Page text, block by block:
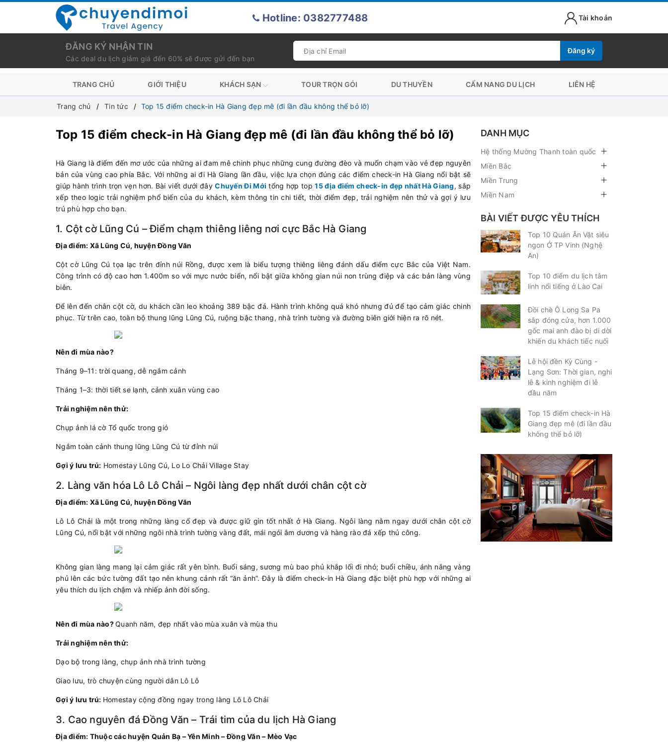
Hotline: 0382777488 Tài khoản
ĐĂNG KÝ NHẬN TIN
Các deal du lịch giảm giá đến 60% sẽ được gửi đến bạn
Đăng ký
TRANG CHỦ GIỚI THIỆU KHÁCH SẠN TOUR TRỌN GÓI DU THUYỀN CẨM NANG DU LỊCH LIÊN HỆ
Trang chủ Tin tức Top 15 điểm check-in Hà Giang đẹp mê (đi lần đầu không thể bỏ lỡ)
Top 15 điểm check-in Hà Giang đẹp mê (đi lần đầu không thể bỏ lỡ)
Hà Giang là điểm đến mơ ước của những ai đam mê chinh phục những cung đường đèo và muốn chạm vào vẻ đẹp nguyên
bản của vùng cao phía Bắc. Với những ai đi Hà Giang lần đầu, việc lựa chọn đúng các điểm check-in Hà Giang nổi bật sẽ
giúp hành trình trọn vẹn hơn. Bài viết dưới đâyChuyến Đi Mới tổng hợp top15 địa điểm check-in đẹp nhất Hà Giang, sắp
xếp theo logic trải nghiệm phổ biến của du khách, kèm thông tin chi tiết, thời điểm đẹp, trải nghiệm nên thử và gợi ý lưu
trú phù hợp cho bạn.
1. Cột cờ Lũng Cú – Điểm chạm thiêng liêng nơi cực Bắc Hà Giang
Địa điểm: Xã Lũng Cú, huyện Đồng Văn
Cột cờ Lũng Cú tọa lạc trên đỉnh núi Rồng, được xem là biểu tượng thiêng liêng đánh dấu điểm cực Bắc của Việt Nam.
Công trình có độ cao hơn 1.400m so với mực nước biển, nổi bật giữa không gian núi non trùng điệp và các bản làng vùng
biên.
Để lên đến chân cột cờ, du khách cần leo khoảng 389 bậc đá. Hành trình không quá khó nhưng đủ để tạo cảm giác chinh
phục. Từ trên cao, toàn bộ thung lũng Lũng Cú, ruộng bậc thang, nhà trình tường và đường biên giới hiện ra rõ nét.
Nên đi mùa nào?
Tháng 9–11: trời quang, dễ ngắm cảnh
Tháng 1–3: thời tiết se lạnh, cảnh xuân vùng cao
Trải nghiệm nên thử:
Chụp ảnh lá cờ Tổ quốc trong gió
Ngắm toàn cảnh thung lũng Lũng Cú từ đỉnh núi
Gợi ý lưu trú: Homestay Lũng Cú, Lo Lo Chải Village Stay
2. Làng văn hóa Lô Lô Chải – Ngôi làng đẹp nhất dưới chân cột cờ
Địa điểm: Xã Lũng Cú, huyện Đồng Văn
Lô Lô Chải là một trong những làng cổ đẹp và được giữ gìn tốt nhất ở Hà Giang. Ngôi làng nằm ngay dưới chân cột cờ
Lũng Cú, nổi bật với những ngôi nhà trình tường vàng đất, mái ngói âm dương và hàng rào đá xếp thủ công.
Không gian làng mang lại cảm giác rất yên bình. Buổi sáng, sương mù bao phủ khắp lối đi nhỏ; buổi chiều, ánh nắng vàng
phủ lên các bức tường đất tạo nên khung cảnh rất “ăn ảnh”. Đây là điểm check-in Hà Giang đặc biệt phù hợp với những ai
yêu thích du lịch chậm và nhiếp ảnh đời sống.
Nên đi mùa nào?Quanh năm, đẹp nhất vào mùa xuân và mùa thu
Trải nghiệm nên thử:
Dạo bộ trong làng, chụp ảnh nhà trình tường
Giao lưu, trò chuyện cùng người dân Lô Lô
Gợi ý lưu trú: Homestay cộng đồng ngay trong làng Lô Lô Chải
3. Cao nguyên đá Đồng Văn – Trái tim của du lịch Hà Giang
Địa điểm: Thuộc các huyện Quản Bạ – Yên Minh – Đồng Văn – Mèo Vạc
DANH MỤC
Hệ thống Mường Thanh toàn quốc
Miền Bắc
Miền Trung
Miền Nam
BÀI VIẾT ĐƯỢC YÊU THÍCH
Top 10 Quán Ăn Vặt siêu
ngon Ở TP Vinh (Nghệ
An)
Top 10 điểm du lịch tâm
linh nổi tiếng ở Lào Cai
Đồi chè Ô Long Sa Pa
sắp đóng cửa, hơn 1.000
gốc mai anh đào bị di dời
khiến du khách tiếc nuối
Lễ hội đền Kỳ Cùng -
Lạng Sơn: Thời gian, nghi
lễ & kinh nghiệm đi lễ
đầu năm
Top 15 điểm check-in Hà
Giang đẹp mê (đi lần đầu
không thể bỏ lỡ)